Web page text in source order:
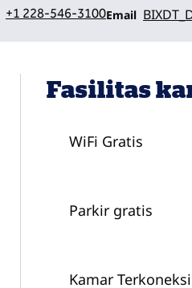
+1 228-546-3100Email
Email
Fasilitas
WiFi Gratis
Parkir gratis
Kamar Terkoneksi